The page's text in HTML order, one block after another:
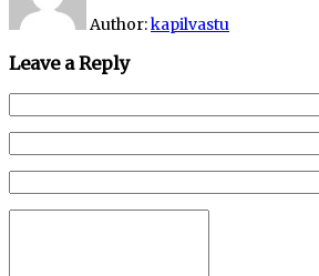
Author:kapilvastu
Leave a Reply